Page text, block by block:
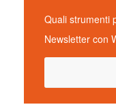
Quali strumenti
Newsletter con